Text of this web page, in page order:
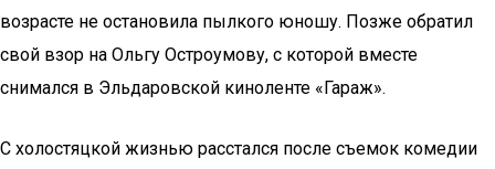
возрасте не остановила пылкого юношу. Позже обратил
свой взор на Ольгу Остроумову, с которой вместе
снимался в Эльдаровской киноленте «Гараж».
С холостяцкой жизнью расстался после съемок комедии